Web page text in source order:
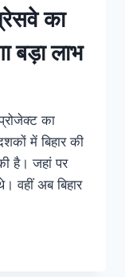
का
बड़ा लाभ
का
में बिहार की
है। जहां पर
वहीं अब बिहार